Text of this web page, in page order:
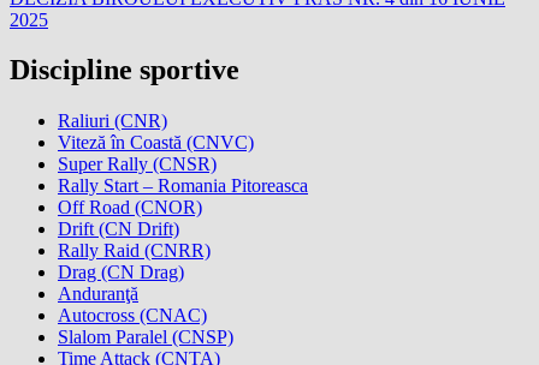
2025
Discipline sportive
Raliuri (CNR)
Viteză în Coastă (CNVC)
Super Rally (CNSR)
Rally Start – Romania Pitoreasca
Off Road (CNOR)
Drift (CN Drift)
Rally Raid (CNRR)
Drag (CN Drag)
Anduranţă
Autocross (CNAC)
Slalom Paralel (CNSP)
Time Attack (CNTA)